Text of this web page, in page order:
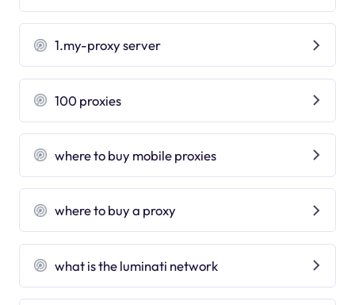
1.my-proxy server
100 proxies
where to buy mobile proxies
where to buy a proxy
what is the luminati network